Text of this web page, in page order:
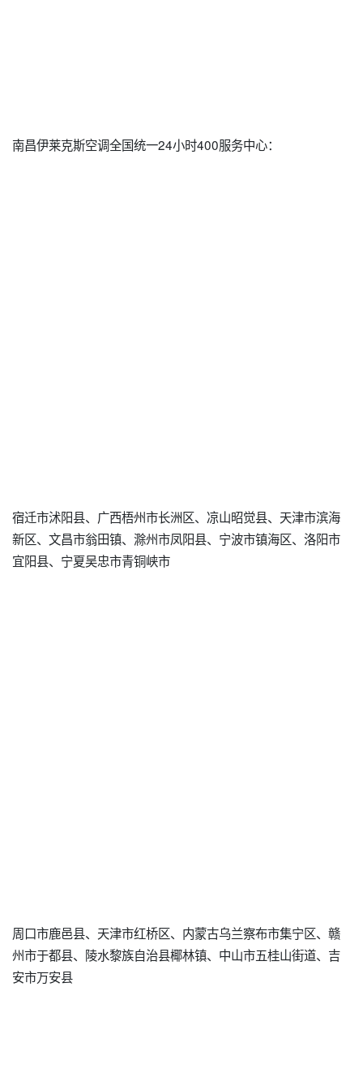
南昌伊莱克斯空调全国统一24小时400服务中心：
宿迁市沭阳县、广西梧州市长洲区、凉山昭觉县、天津市滨海
新区、文昌市翁田镇、滁州市凤阳县、宁波市镇海区、洛阳市
宜阳县、宁夏吴忠市青铜峡市
周口市鹿邑县、天津市红桥区、内蒙古乌兰察布市集宁区、赣
州市于都县、陵水黎族自治县椰林镇、中山市五桂山街道、吉
安市万安县